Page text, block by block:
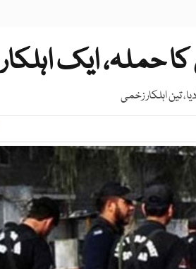
حملہ، ایک
تین اہلکار زخمی